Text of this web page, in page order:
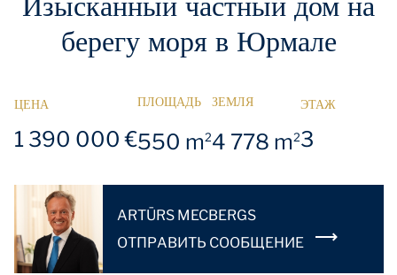
берегу моря в Юрмале
ЦЕНА
1 390 000 €
ПЛОЩАДЬ
550 m2
ЗЕМЛЯ
4 778 m2
ЭТАЖ
3
ARTŪRS MECBERGS
OТПРАВИТЬ СООБЩЕНИЕ